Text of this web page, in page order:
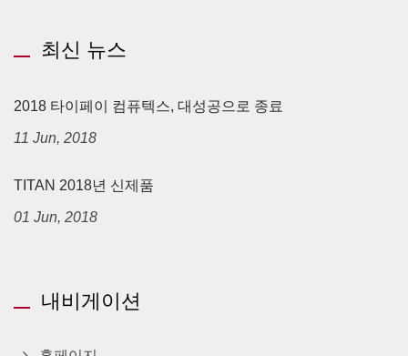
최신 뉴스
2018 타이페이 컴퓨텍스, 대성공으로 종료
11 Jun, 2018
TITAN 2018년 신제품
01 Jun, 2018
내비게이션